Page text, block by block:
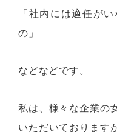
「社内には適任が
の」
などなどです。
私は、様々な企業の
いただいております